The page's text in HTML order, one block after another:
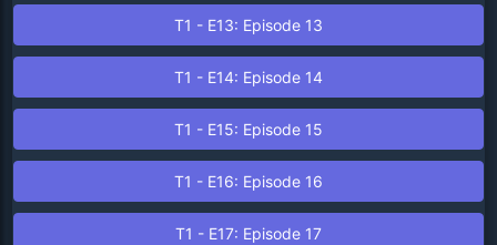
T1 - E13: Episode 13
T1 - E14: Episode 14
T1 - E15: Episode 15
T1 - E16: Episode 16
T1 - E17: Episode 17